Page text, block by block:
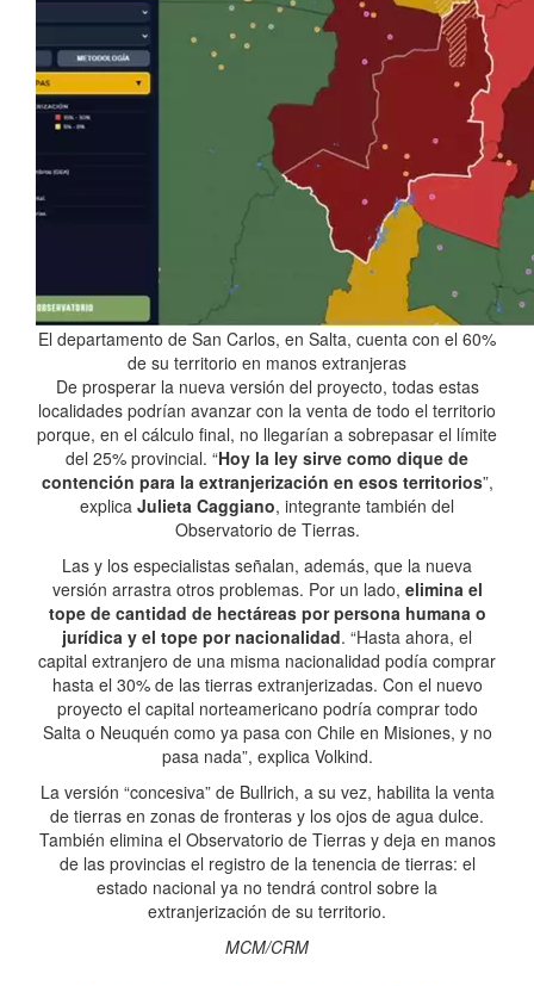
El departamento de San Carlos, en Salta, cuenta con el 60%
de su territorio en manos extranjeras
De prosperar la nueva versión del proyecto, todas estas
localidades podrían avanzar con la venta de todo el territorio
porque, en el cálculo final, no llegarían a sobrepasar el límite
del 25% provincial. “Hoy la ley sirve como dique de
contención para la extranjerización en esos territorios”,
explica Julieta Caggiano, integrante también del
Observatorio de Tierras.
Las y los especialistas señalan, además, que la nueva
versión arrastra otros problemas. Por un lado, elimina el
tope de cantidad de hectáreas por persona humana o
jurídica y el tope por nacionalidad. “Hasta ahora, el
capital extranjero de una misma nacionalidad podía comprar
hasta el 30% de las tierras extranjerizadas. Con el nuevo
proyecto el capital norteamericano podría comprar todo
Salta o Neuquén como ya pasa con Chile en Misiones, y no
pasa nada”, explica Volkind.
La versión “concesiva” de Bullrich, a su vez, habilita la venta
de tierras en zonas de fronteras y los ojos de agua dulce.
También elimina el Observatorio de Tierras y deja en manos
de las provincias el registro de la tenencia de tierras: el
estado nacional ya no tendrá control sobre la
extranjerización de su territorio.
MCM/CRM